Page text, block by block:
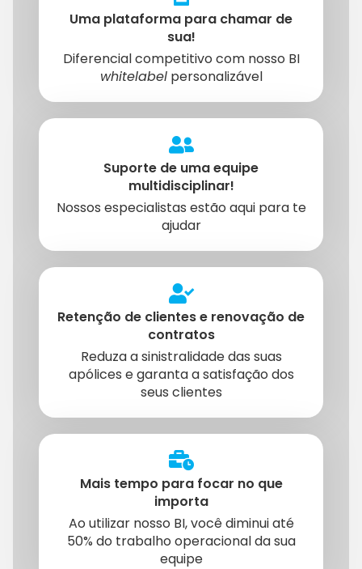
Uma plataforma para chamar de
sua!
Diferencial competitivo com nosso BI
whitelabelpersonalizável
Suporte de uma equipe
multidisciplinar!
Nossos especialistas estão aqui para te
ajudar
Retenção de clientes e renovação de
contratos
Reduza a sinistralidade das suas
apólices e garanta a satisfação dos
seus clientes
Mais tempo para focar no que
importa
Ao utilizar nosso BI, você diminui até
50% do trabalho operacional da sua
equipe